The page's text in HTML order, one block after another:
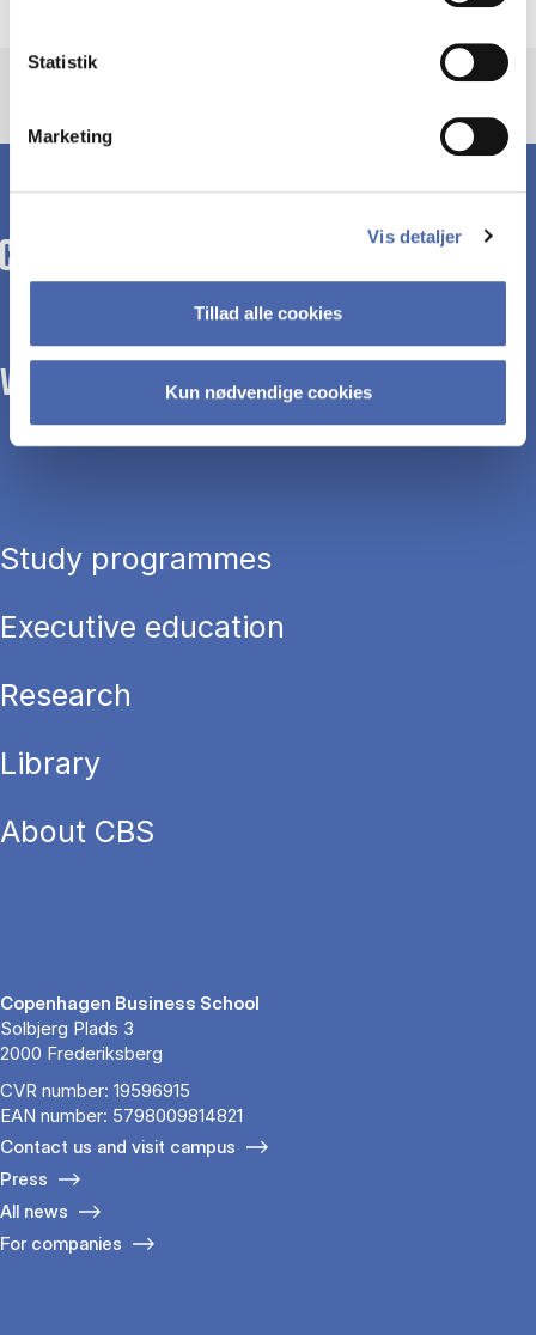
Statistik
Marketing
Vis detaljer
Tillad alle cookies
Kun nødvendige cookies
WE TRANSFORM SOCIETY WITH BUSINESS.
Study programmes
Executive education
Research
Library
About CBS
Copenhagen Business School
Solbjerg Plads 3
2000 Frederiksberg
CVR number: 19596915
EAN number: 5798009814821
Contact us and visit campus
Press
All news
For companies